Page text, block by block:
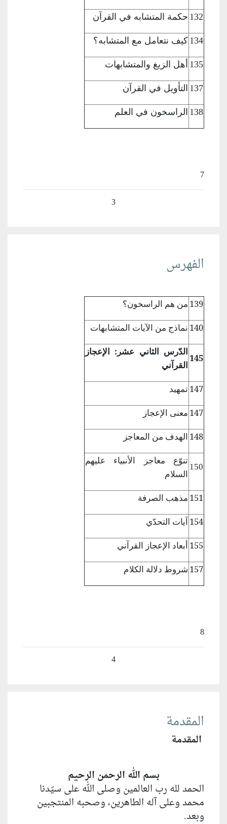
132 حكمة المتشابه في القرآن
134 كيف نتعامل مع المتشابه؟
135 أهل الزيغ والمتشابهات
137 التأويل في القرآن
138 الراسخون في العلم
7
3
الفهرس
139 من هم الراسخون؟
140 نماذج من الآيات المتشابهات
145
الدّرس الثاني عشر: الإعجاز
القرآني
147تمهيد
147 معنى الإعجاز
148 الهدف من المعاجز
150تنوّع معاجز
الأنبياء عليهم
السلام
151 مذهب الصرفة
154آيات التحدّي
155 أبعاد الإعجاز القرآني
157 شروط دلالة الكلام
8
4
المقدمة
المقدمة
بسم الله الرحمن الرحيم
الحمد لله رب العالمين وصلى الله على سيّدنا
محمد وعلى آله الطاهرين، وصحبه المنتجبين
وبعد.